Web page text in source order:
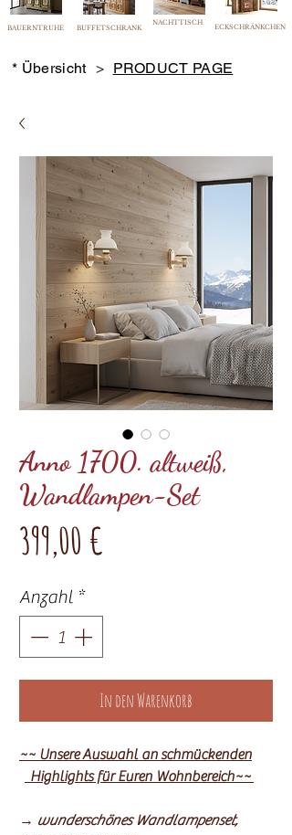
BAUERNTRUHE BUFFETSCHRANK
NACHTTISCH
ECKSCHRÄNKCHEN
* Übersicht > PRODUCT PAGE
Anno 1700. altweiß,
Wandlampen-Set
399,00 €
Anzahl *
In den Warenkorb
~~ UnsereAuswahl anschmückenden
Highlights für Euren Wohnbereich~~
→ wunderschönes Wandlampenset,